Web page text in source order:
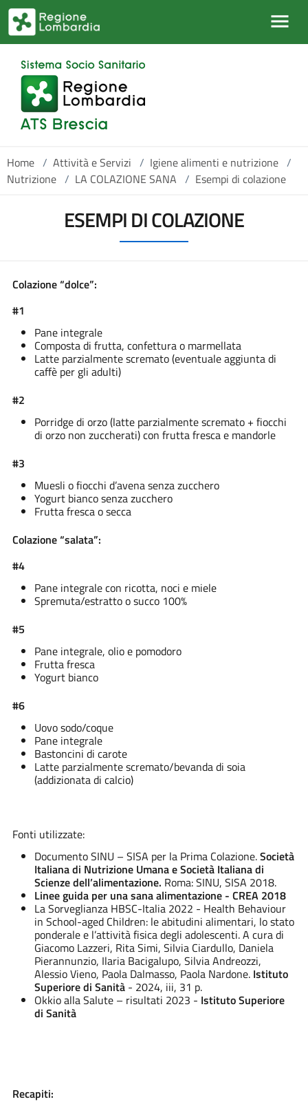
Salta al contenuto principale
Home / Attività e Servizi / Igiene alimenti e nutrizione /
Nutrizione / LA COLAZIONE SANA / Esempi di colazione
ESEMPI DI COLAZIONE
Colazione “dolce”:
#1
Pane integrale
Composta di frutta, confettura o marmellata
Latte parzialmente scremato (eventuale aggiunta di
caffè per gli adulti)
#2
Porridge di orzo (latte parzialmente scremato + fiocchi
di orzo non zuccherati) con frutta fresca e mandorle
#3
Muesli o fiocchi d’avena senza zucchero
Yogurt bianco senza zucchero
Frutta fresca o secca
Colazione “salata”:
#4
Pane integrale con ricotta, noci e miele
Spremuta/estratto o succo 100%
#5
Pane integrale, olio e pomodoro
Frutta fresca
Yogurt bianco
#6
Uovo sodo/coque
Pane integrale
Bastoncini di carote
Latte parzialmente scremato/bevanda di soia
(addizionata di calcio)
Fonti utilizzate:
Documento SINU – SISA per la Prima Colazione.Società
Italiana di Nutrizione Umana e Società Italiana di
Scienze dell’alimentazione. Roma: SINU, SISA 2018.
Linee guida per una sana alimentazione - CREA 2018
La Sorveglianza HBSC-Italia 2022 - Health Behaviour
in School-aged Children: le abitudini alimentari, lo stato
ponderale e l’attività fisica degli adolescenti. A cura di
Giacomo Lazzeri, Rita Simi, Silvia Ciardullo, Daniela
Pierannunzio, Ilaria Bacigalupo, Silvia Andreozzi,
Alessio Vieno, Paola Dalmasso, Paola Nardone. Istituto
Superiore di Sanità- 2024, iii, 31 p.
Okkio alla Salute – risultati 2023 - Istituto Superiore
di Sanità
Recapiti: